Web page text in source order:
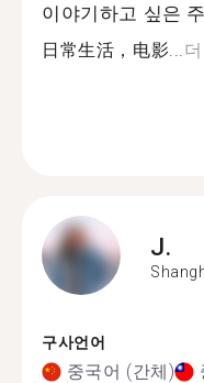
이야기하고 싶은
日常生活，电影...
J.
구사언어
중국어 (간체)